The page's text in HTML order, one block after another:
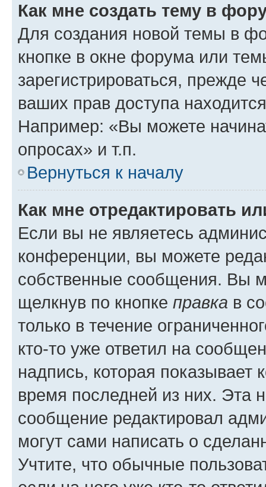
Как мне создать тему в
Для создания новой темы в
кнопке в окне форума или
зарегистрироваться, прежде
ваших прав доступа
Например: «Вы можете
опросах» и т.п.
Вернуться к началу
Как мне отредактировать
Если вы не являетесь
конференции, вы можете
собственные сообщения. Вы
щелкнув по кнопке правка в
только в течение
кто-то уже ответил на
надпись, которая показывает
время последней из них. Эта
сообщение редактировал
могут сами написать о
Учтите, что обычные